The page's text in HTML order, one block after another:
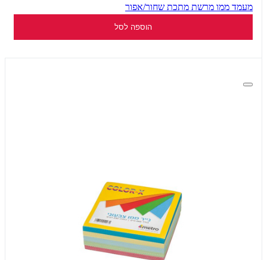
מעמד ממו מרשת מתכת שחור/אפור
הוספה לסל